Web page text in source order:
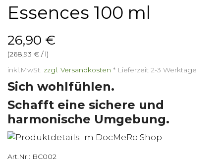
Essences 100 ml
26,90 €
(268,93 € / l)
inkl.MwSt. zzgl. Versandkosten * Lieferzeit 2-3 Werktage
Sich wohlfühlen.
Schafft eine sichere und
harmonische Umgebung.
Art.Nr.: BC002